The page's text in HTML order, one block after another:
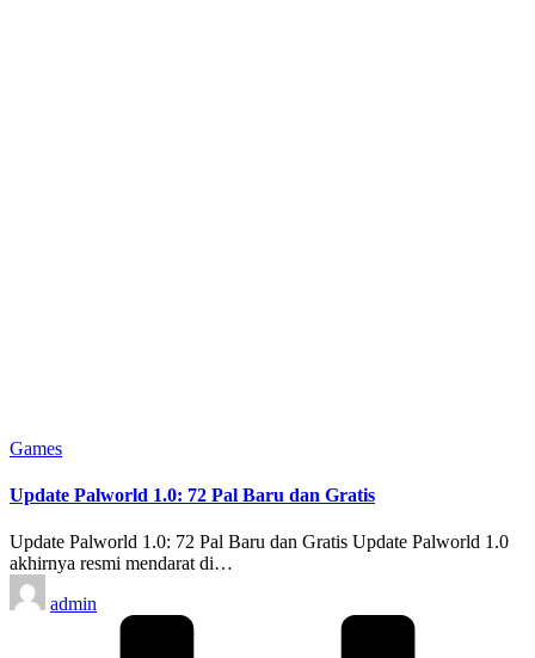
Posted
Games
Update Palworld 1.0: 72 Pal Baru dan Gratis
Update Palworld 1.0: 72 Pal Baru dan Gratis Update Palworld 1.0
akhirnya resmi mendarat di…
Posted
by
admin